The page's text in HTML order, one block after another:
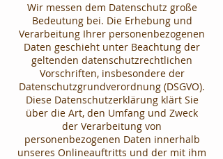
Wir messen dem Datenschutz große
Bedeutung bei. Die Erhebung und
Verarbeitung Ihrer personenbezogenen
Daten geschieht unter Beachtung der
geltenden datenschutzrechtlichen
Vorschriften, insbesondere der
Datenschutzgrundverordnung (DSGVO).
Diese Datenschutzerklärung klärt Sie
über die Art, den Umfang und Zweck
der Verarbeitung von
personenbezogenen Daten innerhalb
unseres Onlineauftritts und der mit ihm